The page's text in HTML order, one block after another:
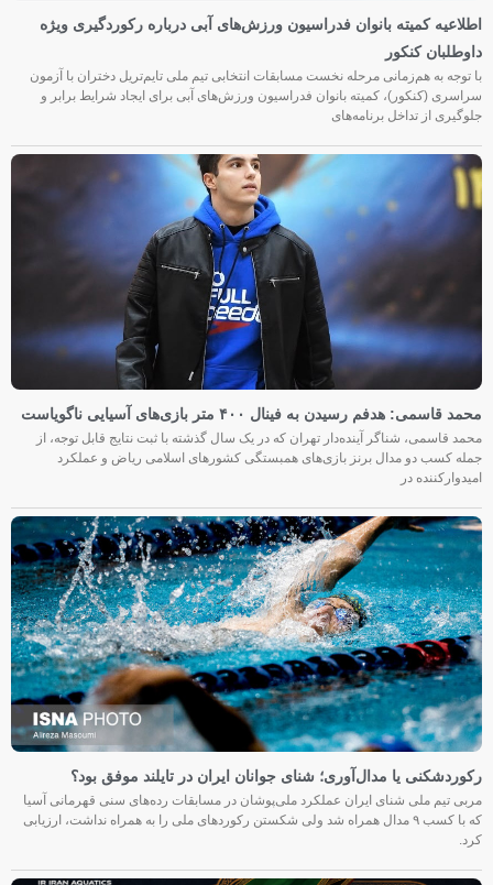
اطلاعیه کمیته بانوان فدراسیون ورزش‌های آبی درباره رکوردگیری ویژه
داوطلبان کنکور
با توجه به هم‌زمانی مرحله نخست مسابقات انتخابی تیم ملی تایم‌تریل دختران با آزمون
سراسری (کنکور)، کمیته بانوان فدراسیون ورزش‌های آبی برای ایجاد شرایط برابر و
جلوگیری از تداخل برنامه‌های
محمد قاسمی: هدفم رسیدن به فینال ۴۰۰ متر بازی‌های آسیایی ناگویاست
محمد قاسمی، شناگر آینده‌دار تهران که در یک سال گذشته با ثبت نتایج قابل توجه، از
جمله کسب دو مدال برنز بازی‌های همبستگی کشورهای اسلامی ریاض و عملکرد
امیدوارکننده در
رکوردشکنی یا مدال‌آوری؛ شنای جوانان ایران در تایلند موفق بود؟
مربی تیم ملی شنای ایران عملکرد ملی‌پوشان در مسابقات رده‌های سنی قهرمانی آسیا
که با کسب ۹ مدال همراه شد ولی شکستن رکوردهای ملی را به همراه نداشت، ارزیابی
کرد.